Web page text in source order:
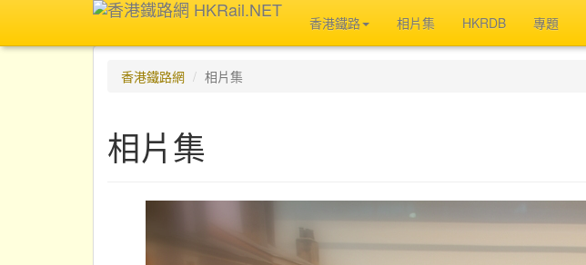
香港鐵路 相片集 HKRDB 專題
香港鐵路網 相片集
相片集